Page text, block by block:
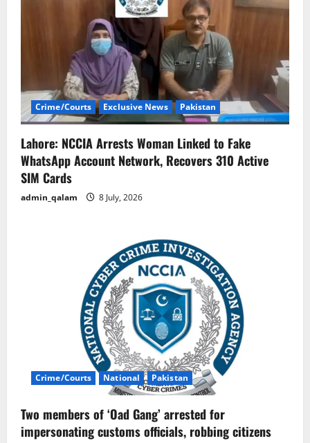
Crime/Courts Exclusive News Pakistan
Lahore: NCCIA Arrests Woman Linked to Fake
WhatsApp Account Network, Recovers 310 Active
SIM Cards
admin_qalam 8 July, 2026
Crime/Courts National Pakistan
Two members of ‘Oad Gang’ arrested for
impersonating customs officials, robbing citizens